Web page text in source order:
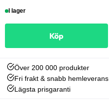
I lager
Köp
Över 200 000 produkter
Fri frakt & snabb hemleverans
Lägsta prisgaranti